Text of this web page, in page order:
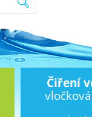
Čiření